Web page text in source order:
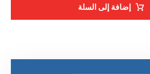
إضافة إلى السلة